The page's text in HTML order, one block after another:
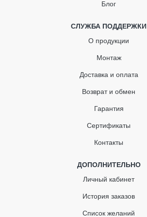
Муфта водосточной трубы
Тройник водосточной трубы
Блог
СЛУЖБА ПОДДЕРЖКИ
О продукции
Монтаж
Доставка и оплата
Возврат и обмен
Гарантия
Сертификаты
Контакты
ДОПОЛНИТЕЛЬНО
Личный кабинет
История заказов
Список желаний